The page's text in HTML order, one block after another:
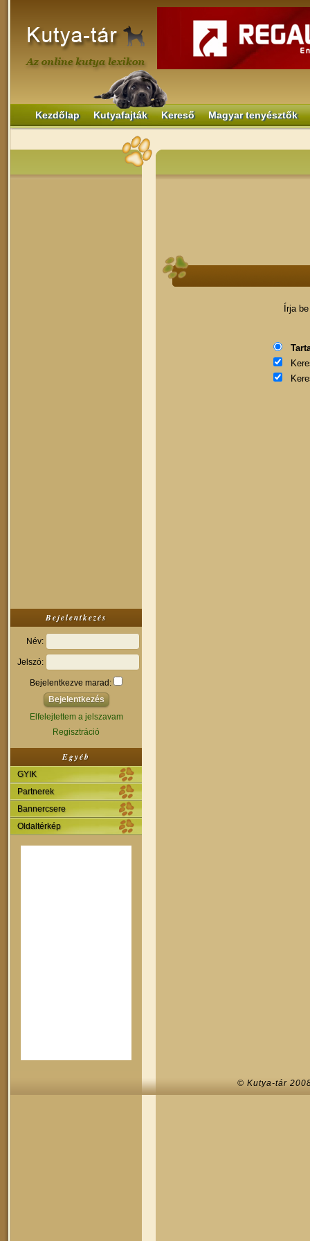
Kezdőlap Kutyafajták Kereső Magyar tenyésztők
Bejelentkezés
Név:
Jelszó:
Bejelentkezve marad:
Elfelejtettem a jelszavam
Regisztráció
Egyéb
GYIK
Partnerek
Bannercsere
Oldaltérkép
Írja
© Kutya-tár